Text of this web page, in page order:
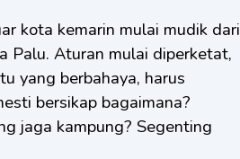
kota kemarin mulai mudik dari
Palu. Aturan mulai diperketat,
yang berbahaya, harus
bersikap bagaimana?
jaga kampung? Segenting